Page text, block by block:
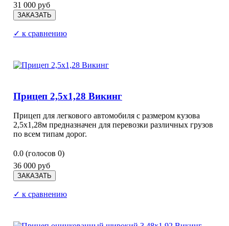
31 000 руб
✓ к сравнению
Прицеп 2,5х1,28 Викинг
Прицеп для легкового автомобиля с размером кузова
2,5х1,28м предназначен для перевозки различных грузов
по всем типам дорог.
0.0 (голосов 0)
36 000 руб
✓ к сравнению